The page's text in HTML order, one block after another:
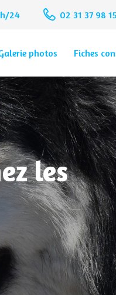
24 02 31 37 98 15
photos Fiches
les